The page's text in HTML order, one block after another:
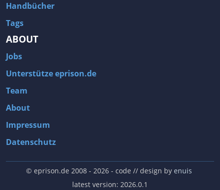
Handbücher
Tags
ABOUT
Jobs
Unterstütze eprison.de
Team
About
Impressum
Datenschutz
© eprison.de 2008 - 2026- code // design by enuis
latest version: 2026.0.1